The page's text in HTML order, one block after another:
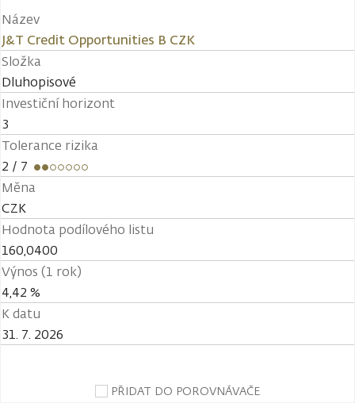
Název
J&T Credit Opportunities B CZK
Složka
Dluhopisové
Investiční horizont
3
Tolerance rizika
2 / 7
Měna
CZK
Hodnota podílového listu
160,0400
Výnos (1 rok)
4,42 %
K datu
31. 7. 2026
PŘIDAT DO POROVNÁVAČE